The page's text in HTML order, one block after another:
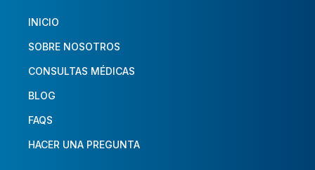
INICIO
SOBRE NOSOTROS
CONSULTAS MÉDICAS
BLOG
FAQS
HACER UNA PREGUNTA